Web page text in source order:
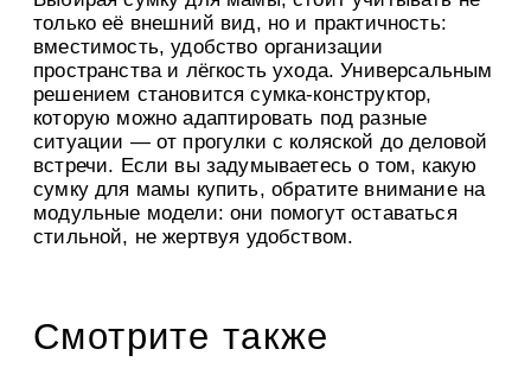
только её внешний вид, но и практичность:
вместимость, удобство организации
пространства и лёгкость ухода. Универсальным
решением становится сумка-конструктор,
которую можно адаптировать под разные
ситуации — от прогулки с коляской до деловой
встречи. Если вы задумываетесь о том, какую
сумку для мамы купить, обратите внимание на
модульные модели: они помогут оставаться
стильной, не жертвуя удобством.
Смотрите также